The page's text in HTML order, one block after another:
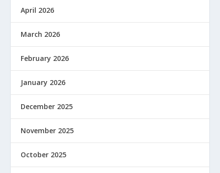
April 2026
March 2026
February 2026
January 2026
December 2025
November 2025
October 2025